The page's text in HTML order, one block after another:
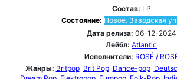
Состав: LP
Состояние: Новое. Заводская
Дата релиза: 06-12-2024
Лейбл: Atlantic
Исполнители: ROSÉ /
Жанры: Britpop Brit Pop Dance-pop